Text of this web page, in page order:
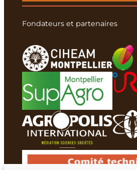
Fondateurs et partenaires